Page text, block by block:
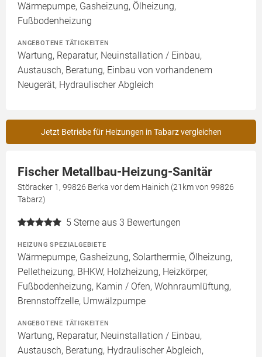
Wärmepumpe, Gasheizung, Ölheizung,
Fußbodenheizung
ANGEBOTENE TÄTIGKEITEN
Wartung, Reparatur, Neuinstallation / Einbau,
Austausch, Beratung, Einbau von vorhandenem
Neugerät, Hydraulischer Abgleich
Jetzt Betriebe für Heizungen in Tabarz vergleichen
Fischer Metallbau-Heizung-Sanitär
Störacker 1, 99826 Berka vor dem Hainich (21km von 99826
Tabarz)
5 Sterne aus 3 Bewertungen
HEIZUNG SPEZIALGEBIETE
Wärmepumpe, Gasheizung, Solarthermie, Ölheizung,
Pelletheizung, BHKW, Holzheizung, Heizkörper,
Fußbodenheizung, Kamin / Ofen, Wohnraumlüftung,
Brennstoffzelle, Umwälzpumpe
ANGEBOTENE TÄTIGKEITEN
Wartung, Reparatur, Neuinstallation / Einbau,
Austausch, Beratung, Hydraulischer Abgleich,